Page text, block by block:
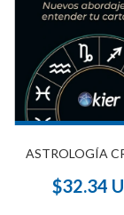
ASTROLOGÍA
$32.34